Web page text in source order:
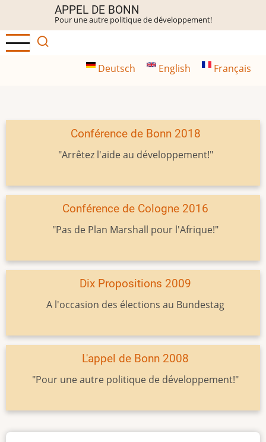
contenu
principal
APPEL DE BONN
Pour une autre politique de développement!
Deutsch English Français
Conférence de Bonn 2018
"Arrêtez l'aide au développement!"
Conférence de Cologne 2016
"Pas de Plan Marshall pour l'Afrique!"
Dix Propositions 2009
A l'occasion des élections au Bundestag
L'appel de Bonn 2008
"Pour une autre politique de développement!"